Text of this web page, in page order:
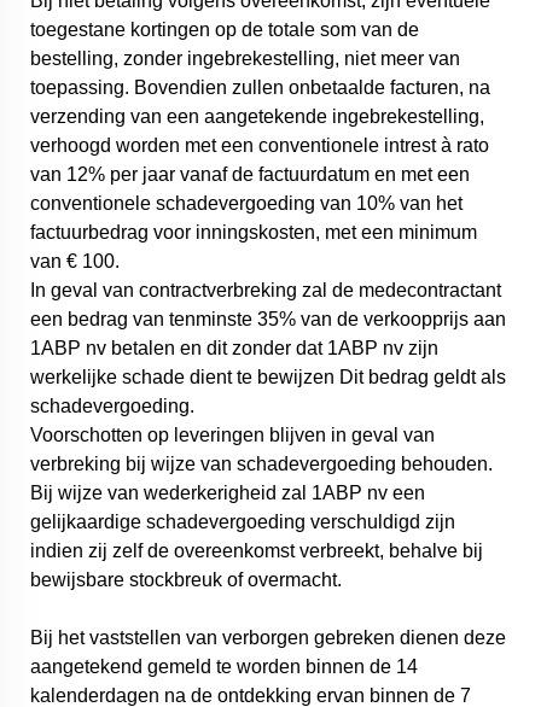
toegestane kortingen op de totale som van de
bestelling, zonder ingebrekestelling, niet meer van
toepassing. Bovendien zullen onbetaalde facturen, na
verzending van een aangetekende ingebrekestelling,
verhoogd worden met een conventionele intrest à rato
van 12% per jaar vanaf de factuurdatum en met een
conventionele schadevergoeding van 10% van het
factuurbedrag voor inningskosten, met een minimum
van € 100.
In geval van contractverbreking zal de medecontractant
een bedrag van tenminste 35% van de verkoopprijs aan
1ABP nv betalen en dit zonder dat 1ABP nv zijn
werkelijke schade dient te bewijzen Dit bedrag geldt als
schadevergoeding.
Voorschotten op leveringen blijven in geval van
verbreking bij wijze van schadevergoeding behouden.
Bij wijze van wederkerigheid zal 1ABP nv een
gelijkaardige schadevergoeding verschuldigd zijn
indien zij zelf de overeenkomst verbreekt, behalve bij
bewijsbare stockbreuk of overmacht.
Bij het vaststellen van verborgen gebreken dienen deze
aangetekend gemeld te worden binnen de 14
kalenderdagen na de ontdekking ervan binnen de 7